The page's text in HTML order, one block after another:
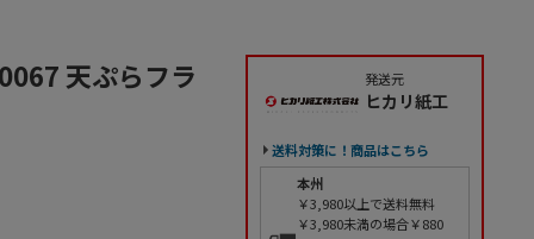
天ぷらフラ 発送元
ヒカリ紙工
送料対策に！商品はこちら
本州
￥3,980以上で送料無料
￥3,980未満の場合￥880